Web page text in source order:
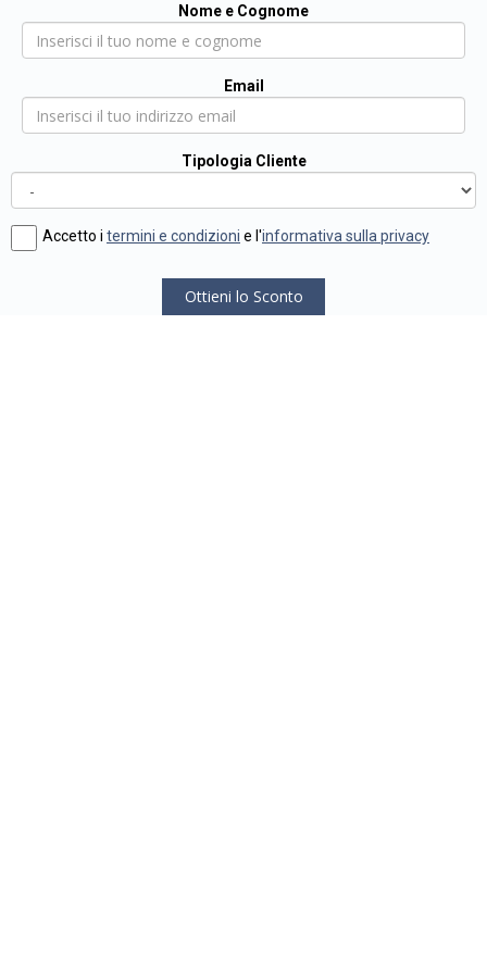
Nome e Cognome
Email
Tipologia Cliente
Accetto i termini e condizioni e l'informativa sulla privacy
Ottieni lo Sconto